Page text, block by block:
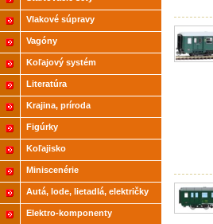
Vlakové súpravy
Vagóny
Koľajový systém
Literatúra
Krajina, príroda
Figúrky
Koľajisko
Miniscenérie
Autá, lode, lietadlá, električky
Elektro-komponenty